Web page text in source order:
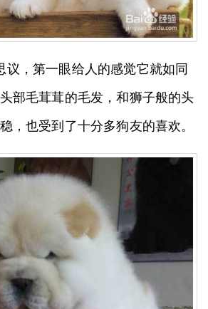
议，第一眼给人的感觉它就如同
部毛茸茸的毛发，和狮子般的头
，也受到了十分多狗友的喜欢。